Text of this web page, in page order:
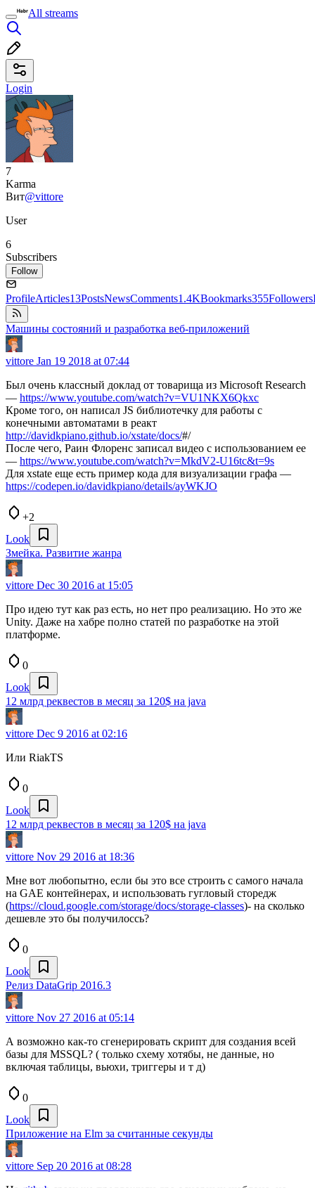
All streams
Login
7
Karma
Вит@vittore
User
6
Subscribers
Follow
ProfileArticles13PostsNewsComments1.4KBookmarks355Followers
Машины состояний и разработка веб-приложений
vittore Jan 19 2018 at 07:44
Был очень классный доклад от товарища из Microsoft Research
— https://www.youtube.com/watch?v=VU1NKX6Qkxc
Кроме того, он написал JS библиотечку для работы с
конечными автоматами в реакт
http://davidkpiano.github.io/xstate/docs/#/
После чего, Раин Флоренс записал видео с использованием ее
— https://www.youtube.com/watch?v=MkdV2-U16tc&t=9s
Для xstate еще есть пример кода для визуализации графа —
https://codepen.io/davidkpiano/details/ayWKJO
+2
Look
Змейка. Развитие жанра
vittore Dec 30 2016 at 15:05
Про идею тут как раз есть, но нет про реализацию. Но это же
Unity. Даже на хабре полно статей по разработке на этой
платформе.
0
Look
12 млрд реквестов в месяц за 120$ на java
vittore Dec 9 2016 at 02:16
Или RiakTS
0
Look
12 млрд реквестов в месяц за 120$ на java
vittore Nov 29 2016 at 18:36
Мне вот любопытно, если бы это все строить с самого начала
на GAE контейнерах, и использовать гугловый сторедж
(https://cloud.google.com/storage/docs/storage-classes)- на сколько
дешевле это бы получилоссь?
0
Look
Релиз DataGrip 2016.3
vittore Nov 27 2016 at 05:14
А возможно как-то сгенерировать скрипт для создания всей
базы для MSSQL? ( только схему хотябы, не данные, но
включая таблицы, вьюхи, триггеры и т д)
0
Look
Приложение на Elm за считанные секунды
vittore Sep 20 2016 at 08:28